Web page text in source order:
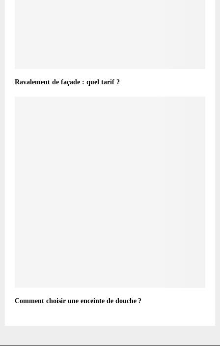
Ravalement de façade : quel tarif ?
Comment choisir une enceinte de douche ?